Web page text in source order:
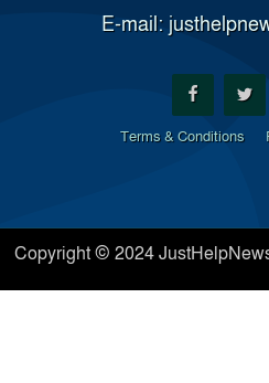
E-mail:
Terms & Conditions
Copyright © 2024